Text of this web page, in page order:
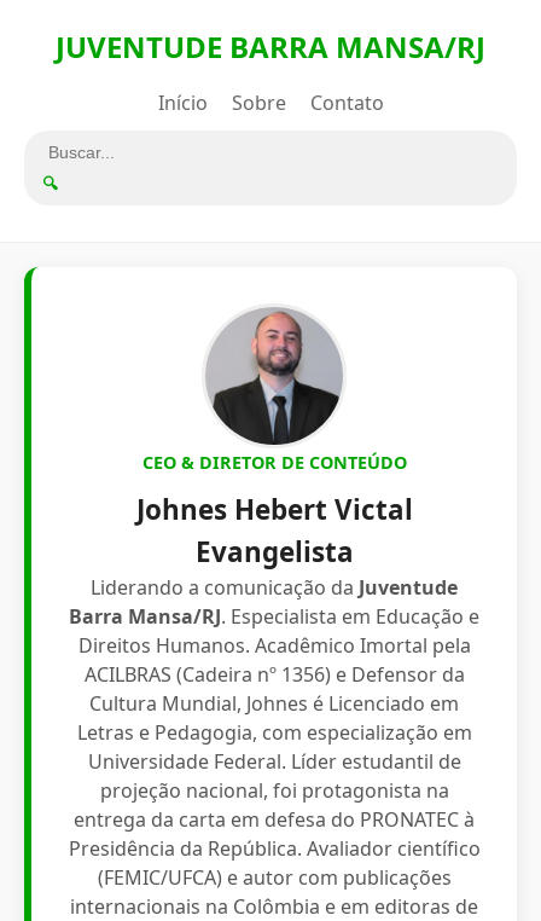
JUVENTUDE BARRA MANSA/RJ
Início Sobre Contato
🔍
CEO & DIRETOR DE CONTEÚDO
Johnes Hebert Victal
Evangelista
Liderando a comunicação da Juventude
Barra Mansa/RJ. Especialista em Educação e
Direitos Humanos. Acadêmico Imortal pela
ACILBRAS (Cadeira nº 1356) e Defensor da
Cultura Mundial, Johnes é Licenciado em
Letras e Pedagogia, com especialização em
Universidade Federal. Líder estudantil de
projeção nacional, foi protagonista na
entrega da carta em defesa do PRONATEC à
Presidência da República. Avaliador científico
(FEMIC/UFCA) e autor com publicações
internacionais na Colômbia e em editoras de